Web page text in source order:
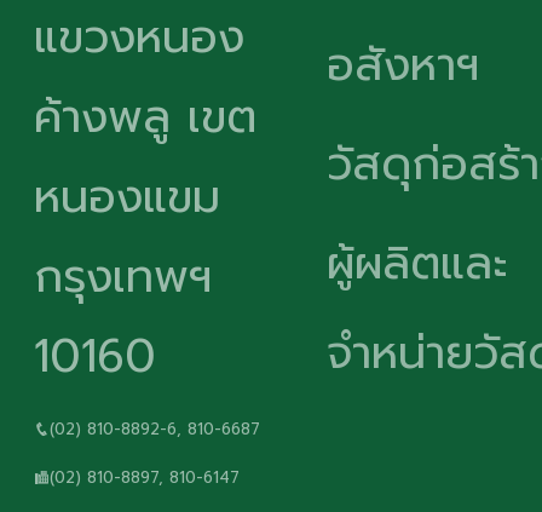
แขวงหนอง
ค้างพลู เขต
หนองแขม
กรุงเทพฯ
10160
(02) 810-8892-6, 810-6687
(02) 810-8897, 810-6147
อสังหาฯ
วัสดุก่อสร้
ผู้ผลิตและ
จำหน่ายวั